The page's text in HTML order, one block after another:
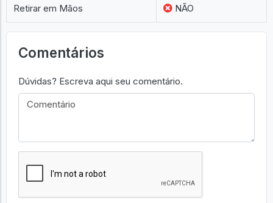
Retirar em Mãos NÃO
Comentários
Dúvidas? Escreva aqui seu comentário.